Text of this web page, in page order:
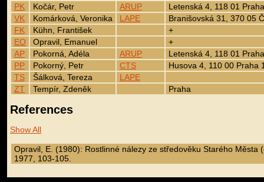
PK
Kočár, Petr ARUP
Letenská 4, 118 01
VK
Komárková, Veronika LAPE
Branišovská 31, 370 05
FK
Kühn, František
+
EO
Opravil, Emanuel
+
AP
Pokorná, Adéla ARUP
Letenská 4, 118 01
PP
Pokorný, Petr CTS
Husova 4, 110 00 Praha
TS
Šálková, Tereza
LAPE
ZT
Tempír, Zdeněk Praha
References
Show All
Opravil, E. (1980): Rostlinné nálezy ze středověku Starého Města
1977, 103-105.